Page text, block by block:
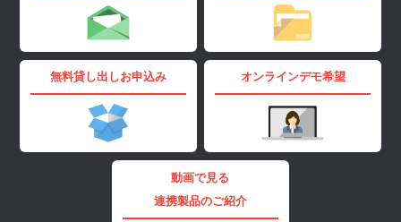
無料貸し出しお申込み オンラインデモ希望
動画で見る
連携製品のご紹介